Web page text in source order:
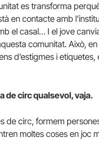
es transforma perquè
en contacte amb
el casal… I el jove
comunitat. Això, en
d’estigmes i etiquetes,
de circ qualsevol, vaja.
de circ, formem
moltes coses en joc